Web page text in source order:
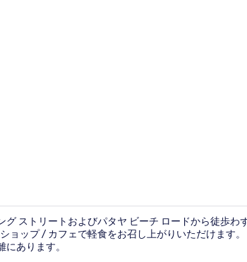
ストリートおよびパタヤ ビーチ ロードから徒歩わ
ョップ / カフェで軽食をお召し上がりいただけます
あります。